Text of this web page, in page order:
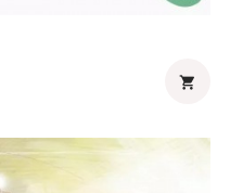
